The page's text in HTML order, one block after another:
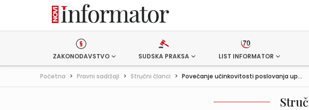
ZAKONODAVSTVO SUDSKA PRAKSA LIST INFORMATOR
Početna > Pravni sadržaji > Stručni članci > Povećanje učinkovitosti poslovanja up...